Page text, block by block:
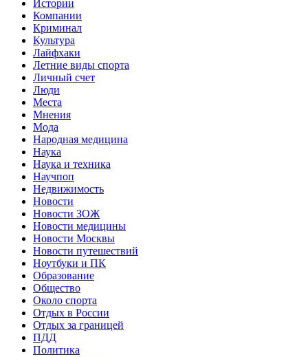
Истории
Компании
Криминал
Культура
Лайфхаки
Летние виды спорта
Личный счет
Люди
Места
Мнения
Мода
Народная медицина
Наука
Наука и техника
Научпоп
Недвижимость
Новости
Новости ЗОЖ
Новости медицины
Новости Москвы
Новости путешествий
Ноутбуки и ПК
Образование
Общество
Около спорта
Отдых в России
Отдых за границей
ПДД
Политика